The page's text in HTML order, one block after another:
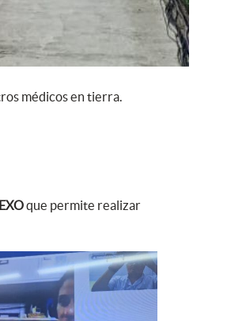
médicos en tierra.
EXOque permite realizar